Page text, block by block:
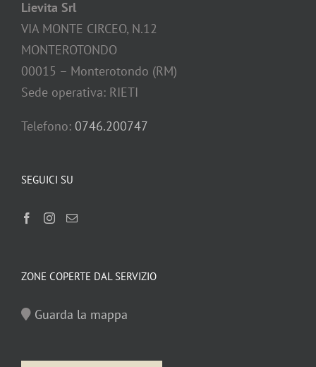
Lievita Srl
VIA MONTE CIRCEO, N.12
MONTEROTONDO
00015 – Monterotondo (RM)
Sede operativa: RIETI
Telefono: 0746.200747
SEGUICI SU
ZONE COPERTE DAL SERVIZIO
Guarda la mappa